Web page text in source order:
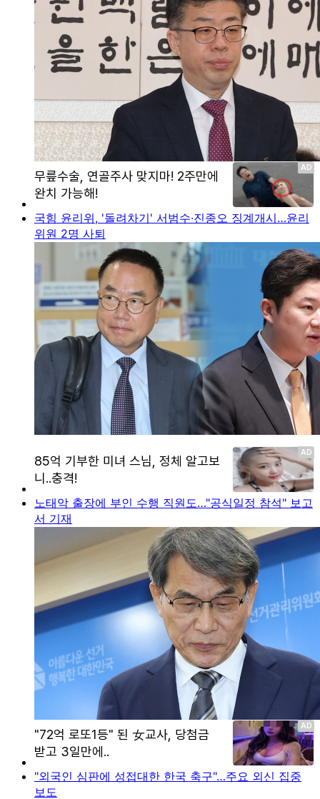
국힘 윤리위, '돌려차기' 서범수·진종오 징계개시…윤리
위원 2명 사퇴
노태악 출장에 부인 수행 직원도…"공식일정 참석" 보고
서 기재
"외국인 심판에 성접대한 한국 축구"…주요 외신 집중
보도